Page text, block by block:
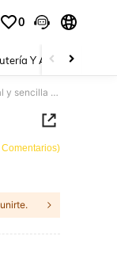
0
Y Accesorios
Manfinity Homme Camiseta de manga corta a rayas informal y sencilla para hombres de talla grande